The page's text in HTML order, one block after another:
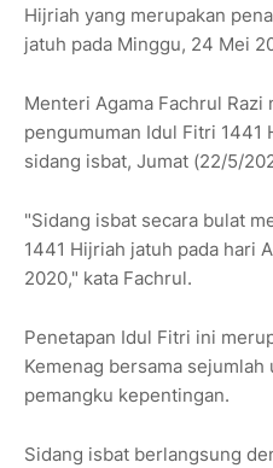
Hijriah yang merupakan
jatuh pada Minggu, 24 Mei
Menteri Agama Fachrul Razi
pengumuman Idul Fitri
sidang isbat, Jumat (22/5/
"Sidang isbat secara bulat
1441 Hijriah jatuh pada hari
2020," kata Fachrul.
Penetapan Idul Fitri ini
Kemenag bersama
pemangku kepentingan.
Sidang isbat berlangsung